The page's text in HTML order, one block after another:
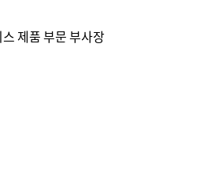
제품 부문 부사장